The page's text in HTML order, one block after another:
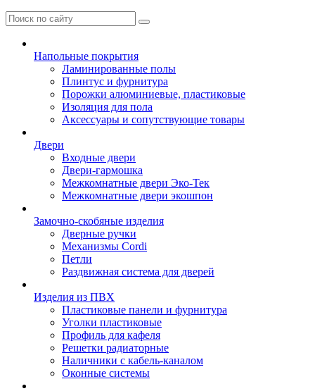
Напольные покрытия
Ламинированные полы
Плинтус и фурнитура
Порожки алюминиевые, пластиковые
Изоляция для пола
Аксессуары и сопутствующие товары
Двери
Входные двери
Двери-гармошка
Межкомнатные двери Эко-Тек
Межкомнатные двери экошпон
Замочно-скобяные изделия
Дверные ручки
Механизмы Cordi
Петли
Раздвижная система для дверей
Изделия из ПВХ
Пластиковые панели и фурнитура
Уголки пластиковые
Профиль для кафеля
Решетки радиаторные
Наличники с кабель-каналом
Оконные системы